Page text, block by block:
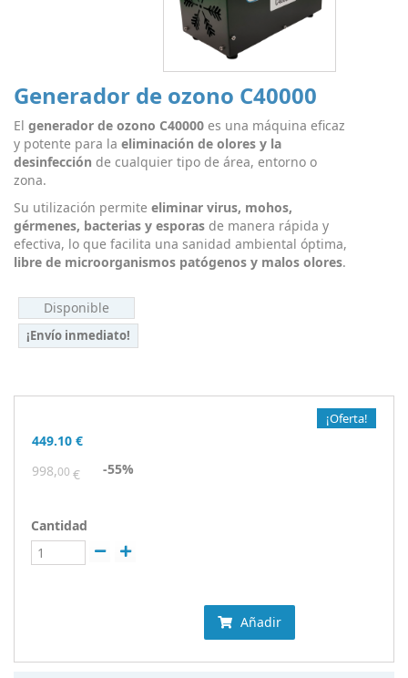
Generador de ozono C40000
El generador de ozono C40000 es una máquina eficaz
y potente para la eliminación de olores y la
desinfección de cualquier tipo de área, entorno o
zona.
Su utilización permite eliminar virus, mohos,
gérmenes, bacterias y esporas de manera rápida y
efectiva, lo que facilita una sanidad ambiental óptima,
libre de microorganismos patógenos y malos olores.
Disponible
¡Envío inmediato!
¡Oferta!
449.10 €
-55%
998,00 €
Cantidad
Añadir